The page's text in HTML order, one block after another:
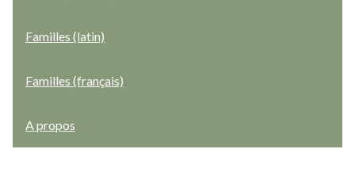
Familles (latin)
Familles (français)
A propos